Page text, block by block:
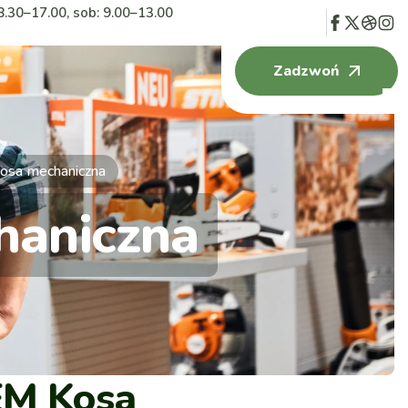
sob: 9.00–13.00
Zadzwoń
mechaniczna